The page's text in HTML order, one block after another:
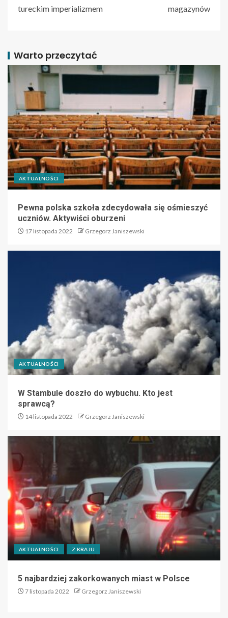
tureckim imperializmem magazynów
Warto przeczytać
AKTUALNOŚCI
Pewna polska szkoła zdecydowała się ośmieszyć
uczniów. Aktywiści oburzeni
17 listopada 2022 Grzegorz Janiszewski
AKTUALNOŚCI
W Stambule doszło do wybuchu. Kto jest
sprawcą?
14 listopada 2022 Grzegorz Janiszewski
AKTUALNOŚCI Z KRAJU
5 najbardziej zakorkowanych miast w Polsce
7 listopada 2022 Grzegorz Janiszewski